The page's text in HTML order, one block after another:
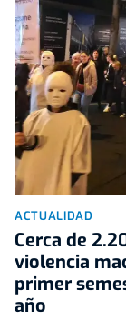
ACTUALIDAD
Cerca de
violencia
primer
año